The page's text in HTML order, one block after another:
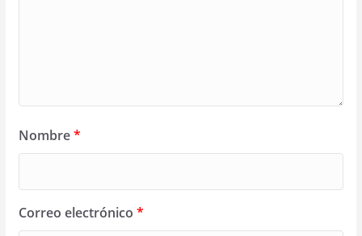
Nombre*
Correo electrónico *